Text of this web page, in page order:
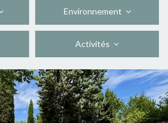
Environnement
Activités